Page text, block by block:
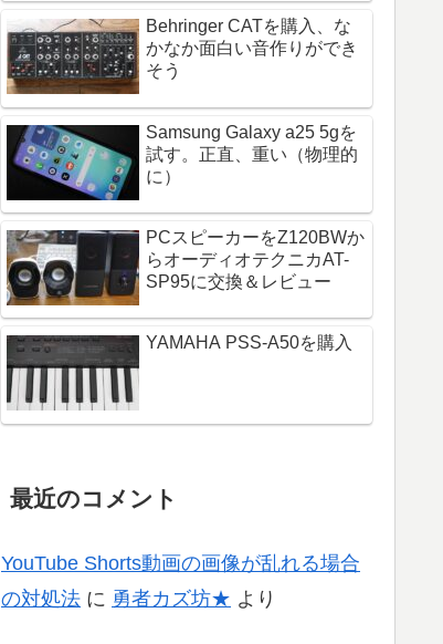
Behringer CATを購入、な
かなか面白い音作りができ
そう
Samsung Galaxy a25 5gを
試す。正直、重い（物理的
に）
PCスピーカーをZ120BWか
らオーディオテクニカAT-
SP95に交換＆レビュー
YAMAHA PSS-A50を購入
最近のコメント
YouTube Shorts動画の画像が乱れる場合
の対処法 に 勇者カズ坊★ より